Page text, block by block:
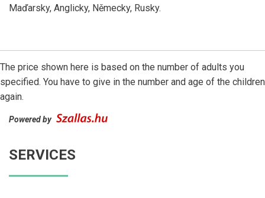
Maďarsky, Anglicky, Německy, Rusky.
The price shown here is based on the number of adults you
specified. You have to give in the number and age of the children
again.
Powered by
SERVICES